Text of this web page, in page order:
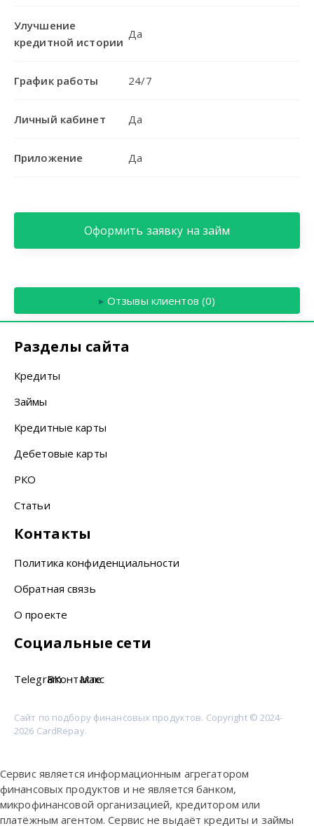
Улучшение
кредитной истории
Да
График работы 24/7
Личный кабинет Да
Приложение Да
Оформить заявку на займ
▸ Отзывы клиентов (0)
Разделы сайта
Кредиты
Займы
Кредитные карты
Дебетовые карты
РКО
Статьи
Контакты
Политика конфиденциальности
Обратная связь
О проекте
Социальные сети
TelegramВКонтакте
Макс
Сайт по подбору финансовых продуктов. Copyright © 2024-
2026 CardRepay.
Сервис является информационным агрегатором
финансовых продуктов и не является банком,
микрофинансовой организацией, кредитором или
платёжным агентом. Сервис не выдаёт кредиты и займы